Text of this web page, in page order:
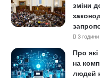
зміни
3
Про які
на
людей